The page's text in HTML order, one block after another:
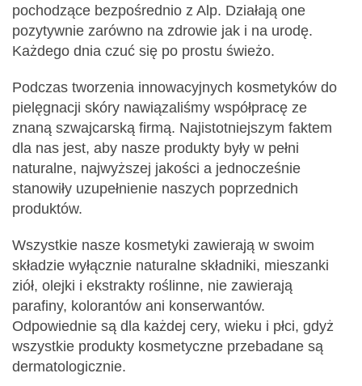
pochodzące bezpośrednio z Alp. Działają one
pozytywnie zarówno na zdrowie jak i na urodę.
Każdego dnia czuć się po prostu świeżo.
Podczas tworzenia innowacyjnych kosmetyków do
pielęgnacji skóry nawiązaliśmy współpracę ze
znaną szwajcarską firmą. Najistotniejszym faktem
dla nas jest, aby nasze produkty były w pełni
naturalne, najwyższej jakości a jednocześnie
stanowiły uzupełnienie naszych poprzednich
produktów.
Wszystkie nasze kosmetyki zawierają w swoim
składzie wyłącznie naturalne składniki, mieszanki
ziół, olejki i ekstrakty roślinne, nie zawierają
parafiny, kolorantów ani konserwantów.
Odpowiednie są dla każdej cery, wieku i płci, gdyż
wszystkie produkty kosmetyczne przebadane są
dermatologicznie.